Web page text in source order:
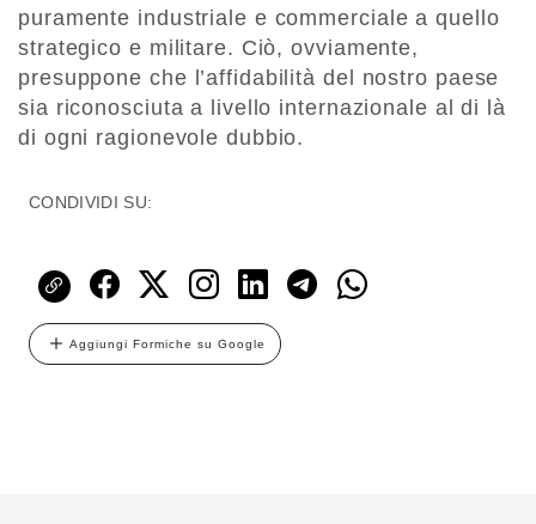
puramente industriale e commerciale a quello
strategico e militare. Ciò, ovviamente,
presuppone che l’affidabilità del nostro paese
sia riconosciuta a livello internazionale al di là
di ogni ragionevole dubbio.
CONDIVIDI SU:
Aggiungi Formiche su Google